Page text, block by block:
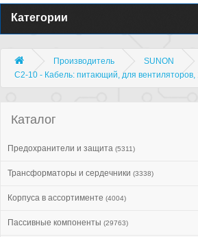
Категории
Производитель
SUNON
C2-10 - Кабель: питающий, для вентиляторов,
Каталог
Предохранители и защита (5311)
Трансформаторы и сердечники (3338)
Корпуса в ассортименте (4004)
Пассивные компоненты (29763)